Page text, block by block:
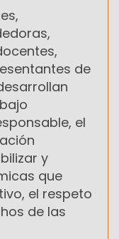
de
el
y
que
el respeto
de las